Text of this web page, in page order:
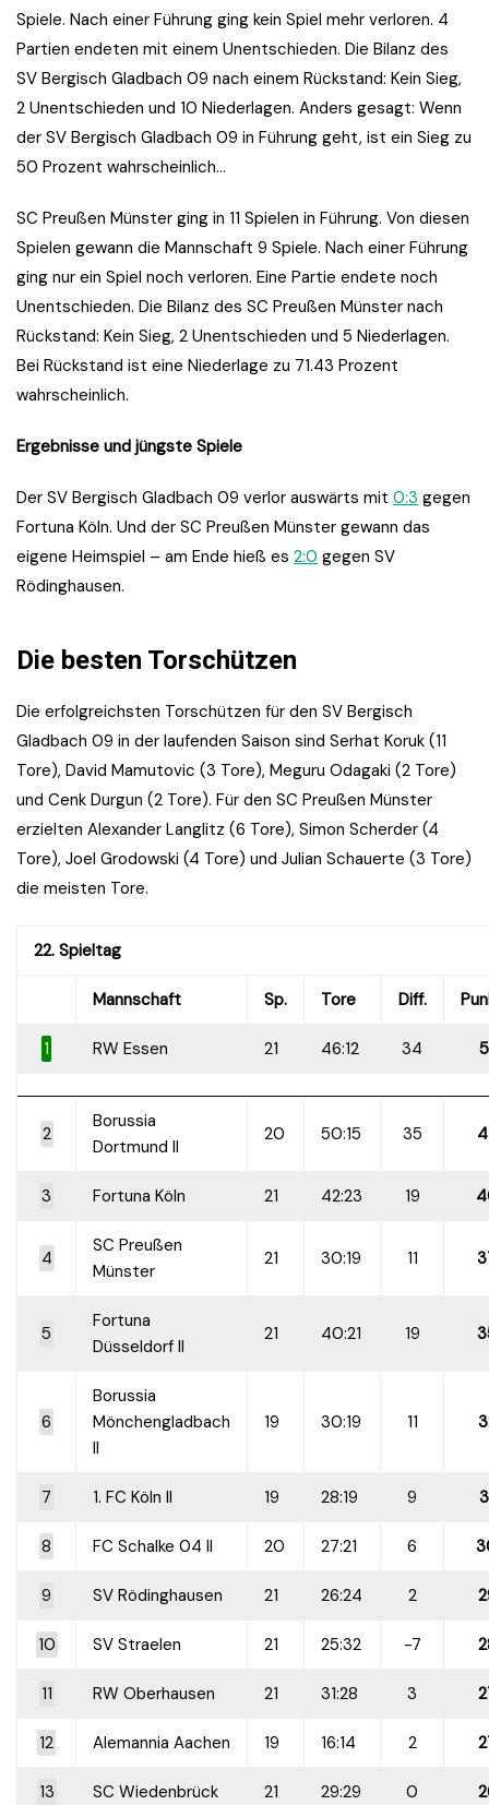
Spiele. Nach einer Führung ging kein Spiel mehr verloren. 4
Partien endeten mit einem Unentschieden. Die Bilanz des
SV Bergisch Gladbach 09 nach einem Rückstand: Kein Sieg,
2 Unentschieden und 10 Niederlagen. Anders gesagt: Wenn
der SV Bergisch Gladbach 09 in Führung geht, ist ein Sieg zu
50 Prozent wahrscheinlich…
SC Preußen Münster ging in 11 Spielen in Führung. Von diesen
Spielen gewann die Mannschaft 9 Spiele. Nach einer Führung
ging nur ein Spiel noch verloren. Eine Partie endete noch
Unentschieden. Die Bilanz des SC Preußen Münster nach
Rückstand: Kein Sieg, 2 Unentschieden und 5 Niederlagen.
Bei Rückstand ist eine Niederlage zu 71.43 Prozent
wahrscheinlich.
Ergebnisse und jüngste Spiele
Der SV Bergisch Gladbach 09 verlor auswärts mit 0:3 gegen
Fortuna Köln. Und der SC Preußen Münster gewann das
eigene Heimspiel – am Ende hieß es 2:0 gegen SV
Rödinghausen.
Die besten Torschützen
Die erfolgreichsten Torschützen für den SV Bergisch
Gladbach 09 in der laufenden Saison sind Serhat Koruk (11
Tore), David Mamutovic (3 Tore), Meguru Odagaki (2 Tore)
und Cenk Durgun (2 Tore). Für den SC Preußen Münster
erzielten Alexander Langlitz (6 Tore), Simon Scherder (4
Tore), Joel Grodowski (4 Tore) und Julian Schauerte (3 Tore)
die meisten Tore.
22. Spieltag
Mannschaft Sp. Tore Diff.
1 RW Essen 21 46:12 34
2
Borussia
Dortmund II
20 50:15 35
3 Fortuna Köln 21 42:23 19
4
SC Preußen
Münster
21 30:19 11
5
Fortuna
Düsseldorf II
21 40:21 19
6
Borussia
Mönchengladbach
II
19 30:19 11
7 1. FC Köln II 19 28:19 9
8 FC Schalke 04 II 20 27:21 6
9 SV Rödinghausen 21 26:24 2
10 SV Straelen 21 25:32 -7
11 RW Oberhausen 21 31:28 3
12 Alemannia Aachen 19 16:14 2
13 SC Wiedenbrück 21 29:29 0